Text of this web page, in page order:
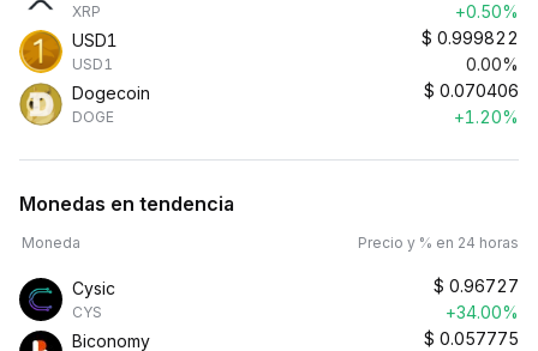
XRP
+0.50%
USD1
USD1
$ 0.999822
0.00%
Dogecoin
DOGE
$ 0.070406
+1.20%
Monedas en tendencia
Moneda Precio y % en 24 horas
Cysic
CYS
$ 0.96727
+34.00%
Biconomy
$ 0.057775